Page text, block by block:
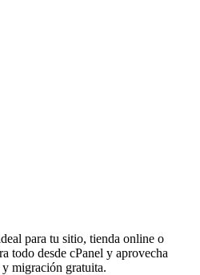
para tu sitio, tienda online o
todo desde cPanel y aprovecha
migración gratuita.